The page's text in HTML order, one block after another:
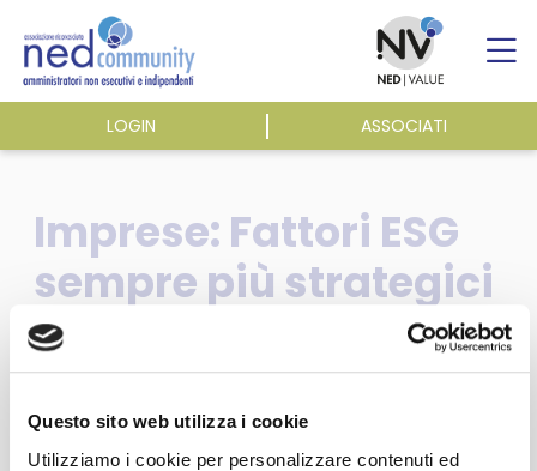
Questo sito web utilizza i cookie
Utilizziamo i cookie per personalizzare contenuti ed
content
LOGIN ASSOCIATI
ASSOCIAZIONE
ATTIVITÀ
EVENTI E NEWS
PUBBLICAZIONI
Imprese: Fattori ESG
sempre più strategici
per rischi e priorità |
Italpress Agenzia di
stampa | 07/10/2020